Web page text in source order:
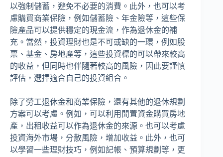
以強制儲蓄，避免不必要的消費。此外，也可以考
慮購買商業保險，例如儲蓄險、年金險等，這些保
險產品可以提供穩定的現金流，作為退休金的補
充。當然，投資理財也是不可或缺的一環，例如股
票、基金、房地產等，這些投資標的可以帶來較高
的收益，但同時也伴隨著較高的風險，因此要謹慎
評估，選擇適合自己的投資組合。
除了勞工退休金和商業保險，還有其他的退休規劃
方案可以考慮。例如，可以利用閒置資金購買房地
產，出租收益可以作為退休金的來源。也可以考慮
投資海外市場，分散風險，增加收益。此外，也可
以學習一些理財技巧，例如記帳、預算規劃等，更